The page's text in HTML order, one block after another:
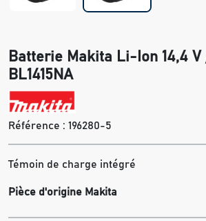
Batterie Makita Li-Ion 14,4 V
BL1415NA
Référence : 196280-5
Témoin de charge intégré
Pièce d'origine Makita